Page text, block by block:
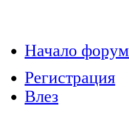
Начало форум
Регистрация
Влез